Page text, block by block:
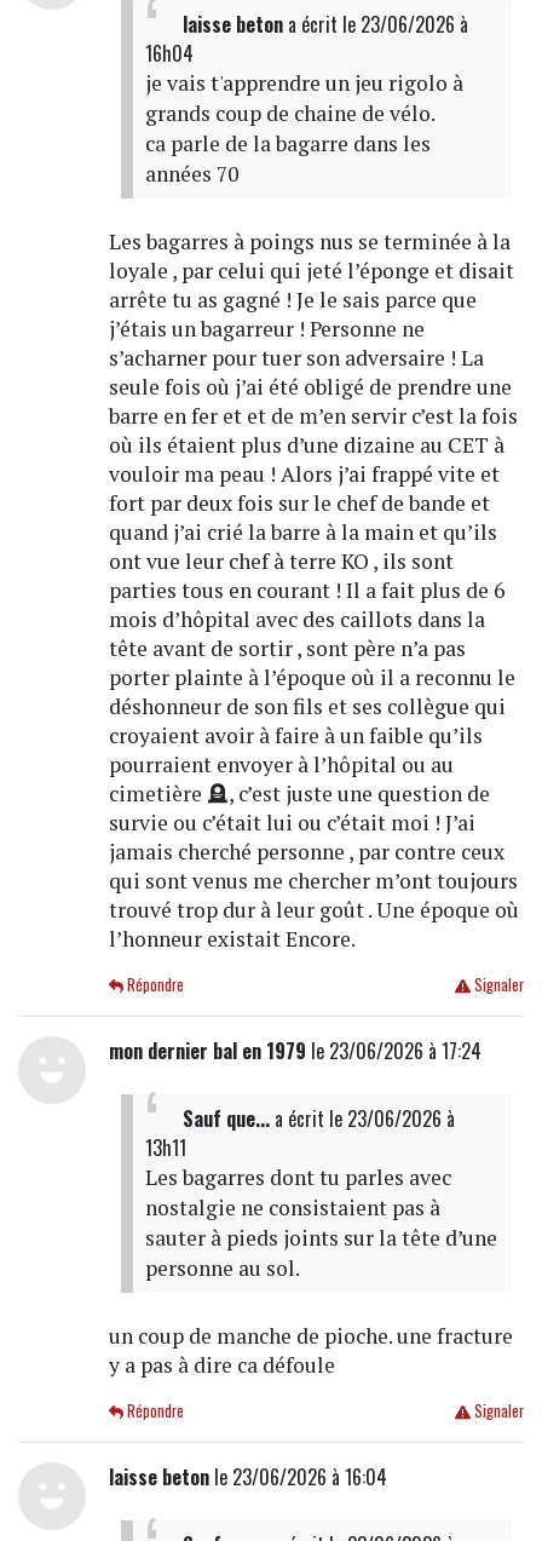
laisse betona écrit le 23/06/2026 à
16h04
je vais t'apprendre un jeu rigolo à
grands coup de chaine de vélo.
ca parle de la bagarre dans les
années 70
Les bagarres à poings nus se terminée à la
loyale , par celui qui jeté l’éponge et disait
arrête tu as gagné ! Je le sais parce que
j’étais un bagarreur ! Personne ne
s’acharner pour tuer son adversaire ! La
seule fois où j’ai été obligé de prendre une
barre en fer et et de m’en servir c’est la fois
où ils étaient plus d’une dizaine au CET à
vouloir ma peau ! Alors j’ai frappé vite et
fort par deux fois sur le chef de bande et
quand j’ai crié la barre à la main et qu’ils
ont vue leur chef à terre KO , ils sont
parties tous en courant ! Il a fait plus de 6
mois d’hôpital avec des caillots dans la
tête avant de sortir , sont père n’a pas
porter plainte à l’époque où il a reconnu le
déshonneur de son fils et ses collègue qui
croyaient avoir à faire à un faible qu’ils
pourraient envoyer à l’hôpital ou au
cimetière 🪦, c’est juste une question de
survie ou c’était lui ou c’était moi ! J’ai
jamais cherché personne , par contre ceux
qui sont venus me chercher m’ont toujours
trouvé trop dur à leur goût . Une époque où
l’honneur existait Encore.
Signaler
Répondre
mon dernier bal en 1979 le 23/06/2026 à 17:24
Sauf que...a écrit le 23/06/2026 à
13h11
Les bagarres dont tu parles avec
nostalgie ne consistaient pas à
sauter à pieds joints sur la tête d’une
personne au sol.
un coup de manche de pioche. une fracture
y a pas à dire ca défoule
Signaler
Répondre
laisse betonle 23/06/2026 à 16:04